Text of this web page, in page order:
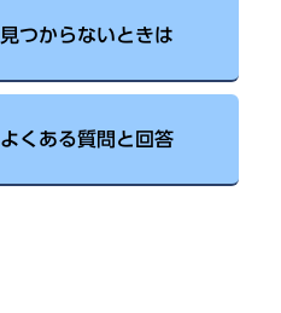
見つからないときは
よくある質問と回答